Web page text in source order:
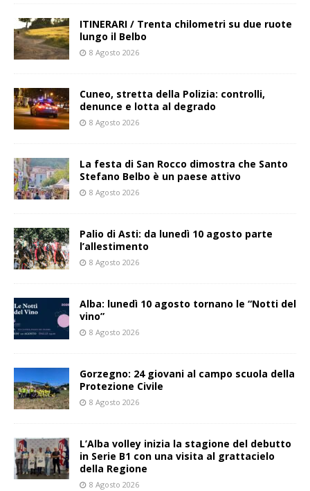
ITINERARI / Trenta chilometri su due ruote
lungo il Belbo
8 Agosto 2026
Cuneo, stretta della Polizia: controlli,
denunce e lotta al degrado
8 Agosto 2026
La festa di San Rocco dimostra che Santo
Stefano Belbo è un paese attivo
8 Agosto 2026
Palio di Asti: da lunedì 10 agosto parte
l’allestimento
8 Agosto 2026
Alba: lunedì 10 agosto tornano le “Notti del
vino”
8 Agosto 2026
Gorzegno: 24 giovani al campo scuola della
Protezione Civile
8 Agosto 2026
L’Alba volley inizia la stagione del debutto
in Serie B1 con una visita al grattacielo
della Regione
8 Agosto 2026